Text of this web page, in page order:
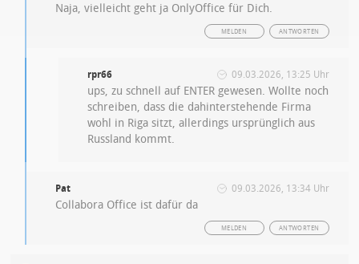
Naja, vielleicht geht ja OnlyOffice für Dich.
ANTWORTEN
MELDEN
rpr66 09.03.2026, 13:25 Uhr
ups, zu schnell auf ENTER gewesen. Wollte noch
schreiben, dass die dahinterstehende Firma
wohl in Riga sitzt, allerdings ursprünglich aus
Russland kommt.
Pat 09.03.2026, 13:34 Uhr
Collabora Office ist dafür da
ANTWORTEN
MELDEN